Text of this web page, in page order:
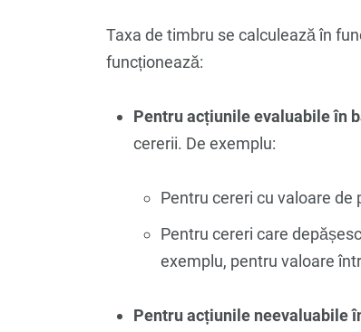
Taxa de timbru se calculează în
funcționează:
Pentru acțiunile evaluabile în
cererii. De exemplu:
Pentru cereri cu valoare de
Pentru cereri care
exemplu, pentru valoare
Pentru acțiunile neevaluabile